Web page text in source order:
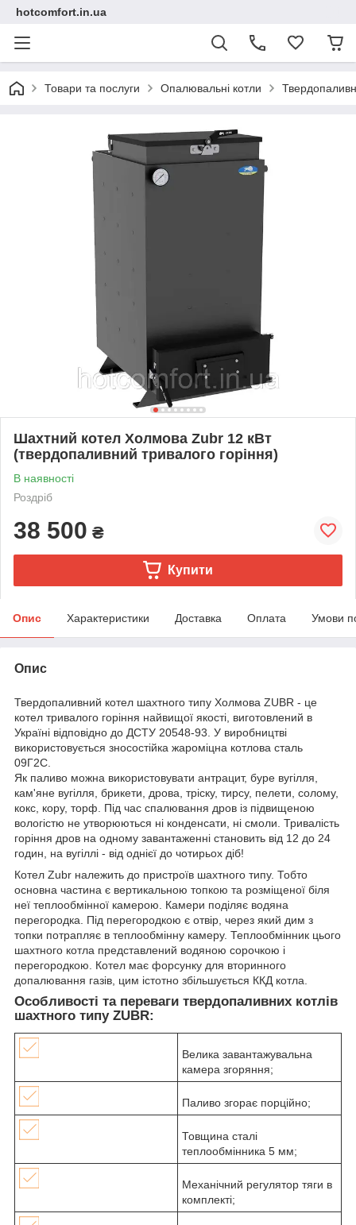
hotcomfort.in.ua
Товари та послуги Опалювальні котли
Шахтний котел Холмова Zubr 12 кВт
(твердопаливний тривалого горіння)
В наявності
Роздріб
38 500 ₴
Купити
Опис Характеристики Доставка Оплата Умови
Опис
Твердопаливний котел шахтного типу Холмова ZUBR - це
котел тривалого горіння найвищої якості, виготовлений в
Україні відповідно до ДСТУ 20548-93. У виробництві
використовується зносостійка жароміцна котлова сталь
09Г2С.
Як паливо можна використовувати антрацит, буре вугілля,
кам'яне вугілля, брикети, дрова, тріску, тирсу, пелети, солому,
кокс, кору, торф. Під час спалювання дров із підвищеною
вологістю не утворюються ні конденсати, ні смоли. Тривалість
горіння дров на одному завантаженні становить від 12 до 24
годин, на вугіллі - від однієї до чотирьох діб!
Котел Zubr належить до пристроїв шахтного типу. Тобто
основна частина є вертикальною топкою та розміщеної біля
неї теплообмінної камерою. Камери поділяє водяна
перегородка. Під перегородкою є отвір, через який дим з
топки потрапляє в теплообмінну камеру. Теплообмінник цього
шахтного котла представлений водяною сорочкою і
перегородкою. Котел має форсунку для вторинного
допалювання газів, цим істотно збільшується ККД котла.
Особливості та переваги твердопаливних котлів
шахтного типу ZUBR:
Велика завантажувальна
камера згоряння;
Паливо згорає порційно;
Товщина сталі
теплообмінника 5 мм;
Механічний регулятор тяги в
комплекті;